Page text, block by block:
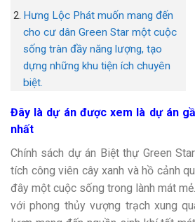
Hưng Lộc Phát muốn mang đến
cho cư dân Green Star một cuộc
sống tràn đầy năng lượng, tạo
dựng những khu tiện ích chuyên
biệt.
Đây là dự án được xem là dự án
nhất
Chính sách dự án Biệt thự Green
tích công viên cây xanh và hồ cảnh
đây một cuộc sống trong lành mát
với phong thủy vượng trạch xung